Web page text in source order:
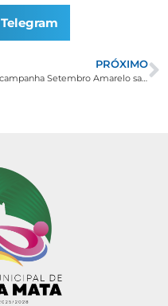
Telegram
PRÓXIMO
A campanha Setembro Amarelo salva vidas!